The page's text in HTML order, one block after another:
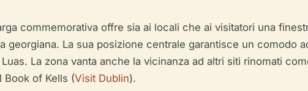
commemorativa offre sia ai locali che ai visitatori una
La sua posizione centrale garantisce un comodo
La zona vanta anche la vicinanza ad altri siti rinomati
Book of Kells (Visit Dublin).